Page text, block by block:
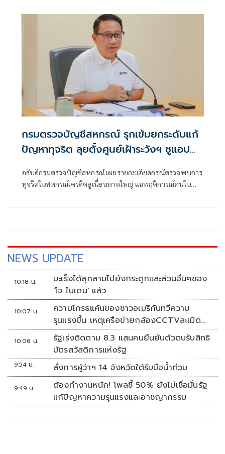
กรมตรวจบัญชีสหกรณ์ รุกเข้มยกระดับแก้
ปัญหาทุจริต ลุยตั้งศูนย์เฝ้าระวังฯ ชูแอป
เตรียมนำ AI ตรวจสอบบัญชีในปี 2569
อธิบดีกรมตรวจบัญชีสหกรณ์ เผยรายละเอียดกรณีตรวจพบการ
ทุจริตในสหกรณ์เครดิตยูเนี่ยนหาดใหญ่ แฉพฤติการณ์คนใน
NEWS UPDATE
10:18 น.
มะเร็งได้ลุกลามไปยังกระดูกและส่วนอื่นๆของ
'โจ ไบเดน' แล้ว
10:07 น.
ความโกรธแค้นของชาวอเมริกันทวีความ
รุนแรงขึ้น เหตุเครือข่ายกล้องCCTVละเมิด
ความเป็นส่วนตัว
10:06 น.
รัฐเร่งติดตาม 8.3 แสนคนยืนยันตัวตนรับสิทธิ
บัตรสวัสดิการแห่งรัฐ
9:54 น. สั่งการผู้ว่าฯ 14 จังหวัดใต้รับมือน้ำท่วม
9:49 น.
ต้องทำงานหนัก! โพลชี้ 50% ยังไม่เชื่อมั่นรัฐ
แก้ปัญหาความรุนแรงและอาชญากรรม